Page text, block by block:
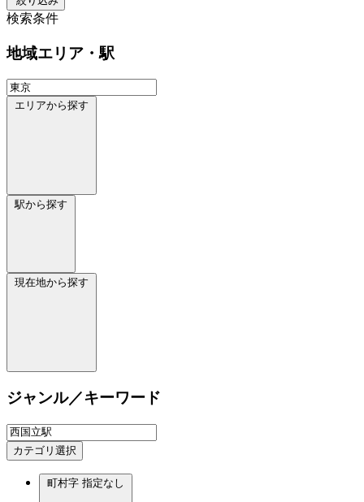
検索条件
地域エリア・駅
エリアから探す
駅から探す
現在地から探す
ジャンル／キーワード
カテゴリ選択
町村字 指定なし